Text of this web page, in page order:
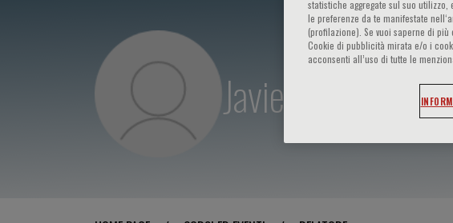
Javier Diez
statistiche aggregate sul suo
le preferenze da te manifestate
(profilazione). Se vuoi saperne di
Cookie di pubblicità mirata e/o i
acconsenti all’uso di tutte le